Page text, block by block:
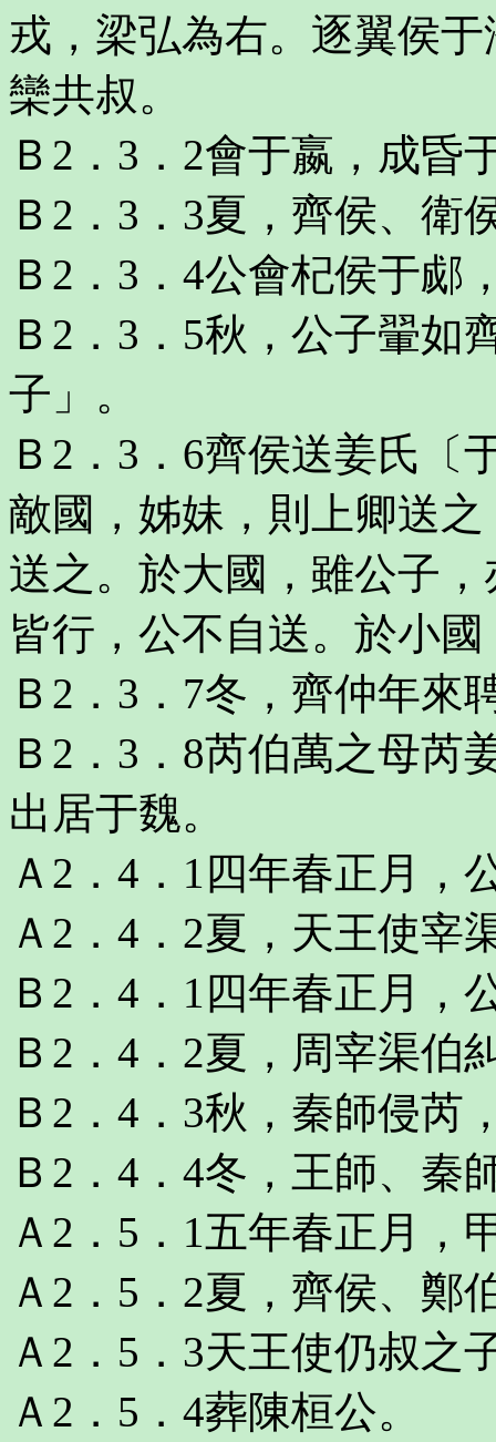
戎，梁弘為右。逐翼侯
欒共叔。
Ｂ2．3．2會于嬴，成昏
Ｂ2．3．3夏，齊侯、衛
Ｂ2．3．4公會杞侯于郕
Ｂ2．3．5秋，公子翬如
子」。
Ｂ2．3．6齊侯送姜氏〔
敵國，姊妹，則上卿送
送之。於大國，雖公子
皆行，公不自送。於小
Ｂ2．3．7冬，齊仲年來
Ｂ2．3．8芮伯萬之母芮
出居于魏。
Ａ2．4．1四年春正月，
Ａ2．4．2夏，天王使宰
Ｂ2．4．1四年春正月，
Ｂ2．4．2夏，周宰渠伯
Ｂ2．4．3秋，秦師侵芮
Ｂ2．4．4冬，王師、秦
Ａ2．5．1五年春正月，
Ａ2．5．2夏，齊侯、鄭
Ａ2．5．3天王使仍叔之
Ａ2．5．4葬陳桓公。